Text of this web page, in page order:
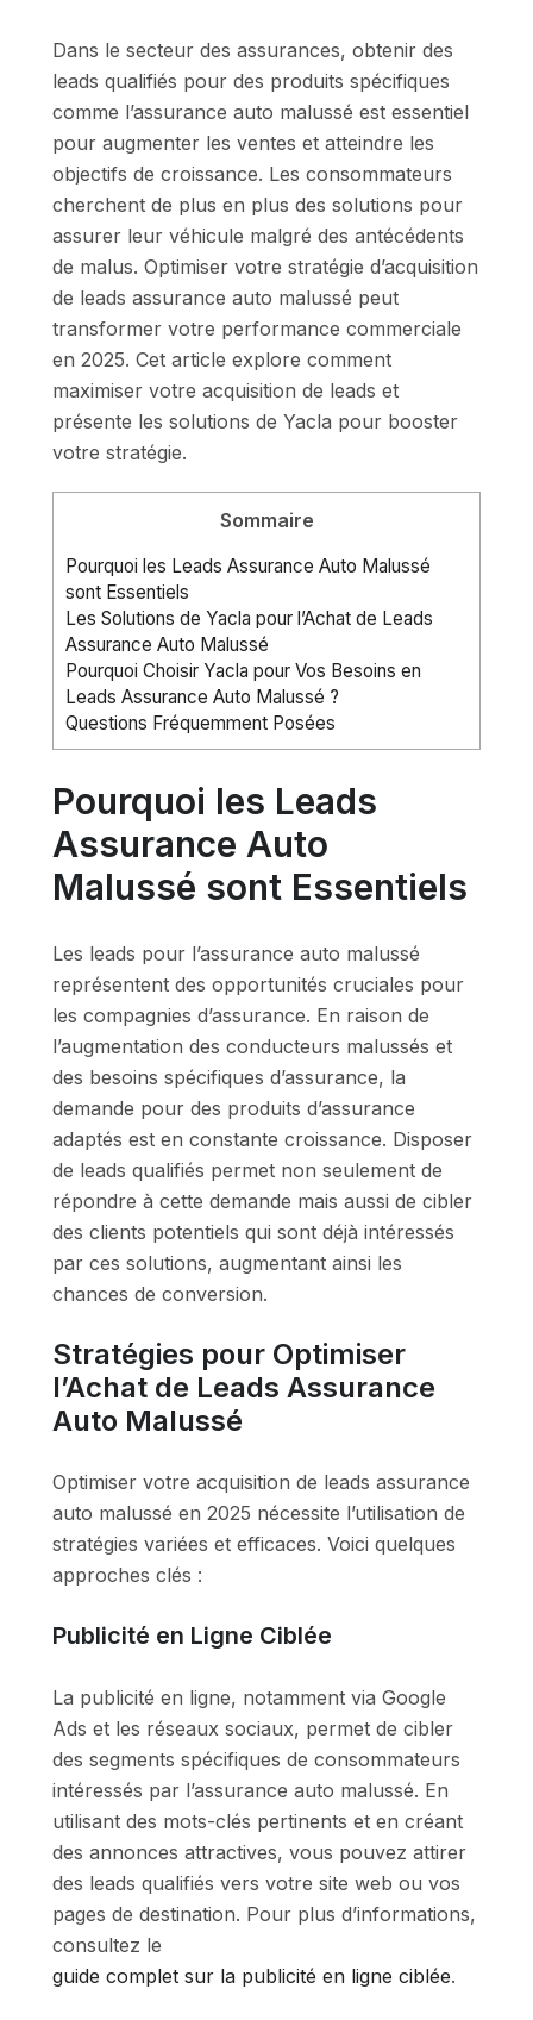
Dans le secteur des assurances, obtenir des
leads qualifiés pour des produits spécifiques
comme l’assurance auto malussé est essentiel
pour augmenter les ventes et atteindre les
objectifs de croissance. Les consommateurs
cherchent de plus en plus des solutions pour
assurer leur véhicule malgré des antécédents
de malus. Optimiser votre stratégie d’acquisition
de leads assurance auto malussé peut
transformer votre performance commerciale
en 2025. Cet article explore comment
maximiser votre acquisition de leads et
présente les solutions de Yacla pour booster
votre stratégie.
Sommaire
Pourquoi les Leads Assurance Auto Malussé
sont Essentiels
Les Solutions de Yacla pour l’Achat de Leads
Assurance Auto Malussé
Pourquoi Choisir Yacla pour Vos Besoins en
Leads Assurance Auto Malussé ?
Questions Fréquemment Posées
Pourquoi les Leads
Assurance Auto
Malussé sont Essentiels
Les leads pour l’assurance auto malussé
représentent des opportunités cruciales pour
les compagnies d’assurance. En raison de
l’augmentation des conducteurs malussés et
des besoins spécifiques d’assurance, la
demande pour des produits d’assurance
adaptés est en constante croissance. Disposer
de leads qualifiés permet non seulement de
répondre à cette demande mais aussi de cibler
des clients potentiels qui sont déjà intéressés
par ces solutions, augmentant ainsi les
chances de conversion.
Stratégies pour Optimiser
l’Achat de Leads Assurance
Auto Malussé
Optimiser votre acquisition de leads assurance
auto malussé en 2025 nécessite l’utilisation de
stratégies variées et efficaces. Voici quelques
approches clés :
Publicité en Ligne Ciblée
La publicité en ligne, notamment via Google
Ads et les réseaux sociaux, permet de cibler
des segments spécifiques de consommateurs
intéressés par l’assurance auto malussé. En
utilisant des mots-clés pertinents et en créant
des annonces attractives, vous pouvez attirer
des leads qualifiés vers votre site web ou vos
pages de destination. Pour plus d’informations,
consultez le
guide complet sur la publicité en ligne ciblée.